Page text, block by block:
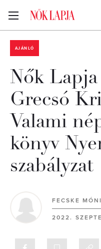
AJÁNLÓ
Nők
Grecsó
Valami
könyv
szabályzat
FECSKE
2022.